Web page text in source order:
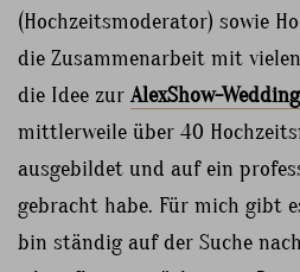
(Hochzeitsmoderator) sowie
die Zusammenarbeit mit
die Idee zur AlexShow-
mittlerweile über 40
ausgebildet und auf ein
gebracht habe. Für mich gibt
bin ständig auf der Suche